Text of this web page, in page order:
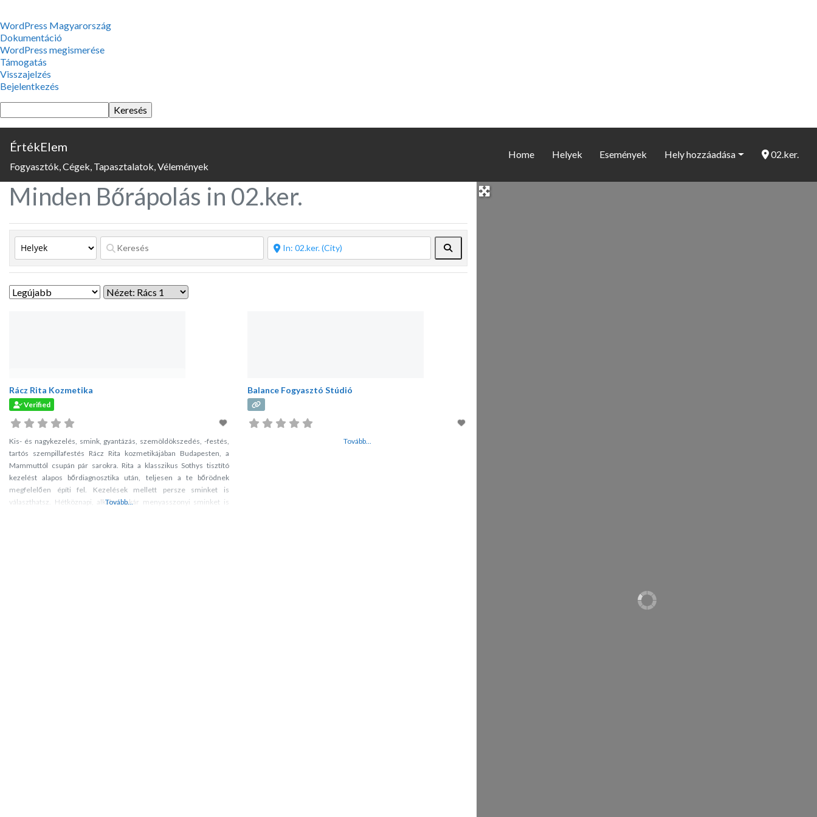
WordPress,
a
csodás
WordPress Magyarország
Dokumentáció
WordPress megismerése
Támogatás
Visszajelzés
Bejelentkezés
Keresés
ÉrtékElem
Fogyasztók, Cégek, Tapasztalatok, Vélemények
Home Helyek Események Hely hozzáadása 02.ker.
Minden Bőrápolás in 02.ker.
Rácz Rita Kozmetika
Verified
Kis- és nagykezelés, smink, gyantázás, szemöldökszedés, -festés,
tartós szempillafestés Rácz Rita kozmetikájában Budapesten, a
Mammuttól csupán pár sarokra. Rita a klasszikus Sothys tisztító
kezelést alapos bőrdiagnosztika után, teljesen a te bőrödnek
megfelelően építi fel. Kezelések mellett persze sminket is
választhatsz. Hétköznapi, alkalmi, akár menyasszonyi sminket is
Tovább...
Balance Fogyasztó Stúdió
Tovább...